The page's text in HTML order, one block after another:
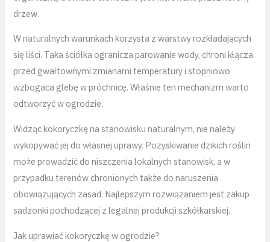
drzew.
W naturalnych warunkach korzysta z warstwy rozkładających
się liści. Taka ściółka ogranicza parowanie wody, chroni kłącza
przed gwałtownymi zmianami temperatury i stopniowo
wzbogaca glebę w próchnicę. Właśnie ten mechanizm warto
odtworzyć w ogrodzie.
Widząc kokoryczkę na stanowisku naturalnym, nie należy
wykopywać jej do własnej uprawy. Pozyskiwanie dzikich roślin
może prowadzić do niszczenia lokalnych stanowisk, a w
przypadku terenów chronionych także do naruszenia
obowiązujących zasad. Najlepszym rozwiązaniem jest zakup
sadzonki pochodzącej z legalnej produkcji szkółkarskiej.
Jak uprawiać kokoryczkę w ogrodzie?